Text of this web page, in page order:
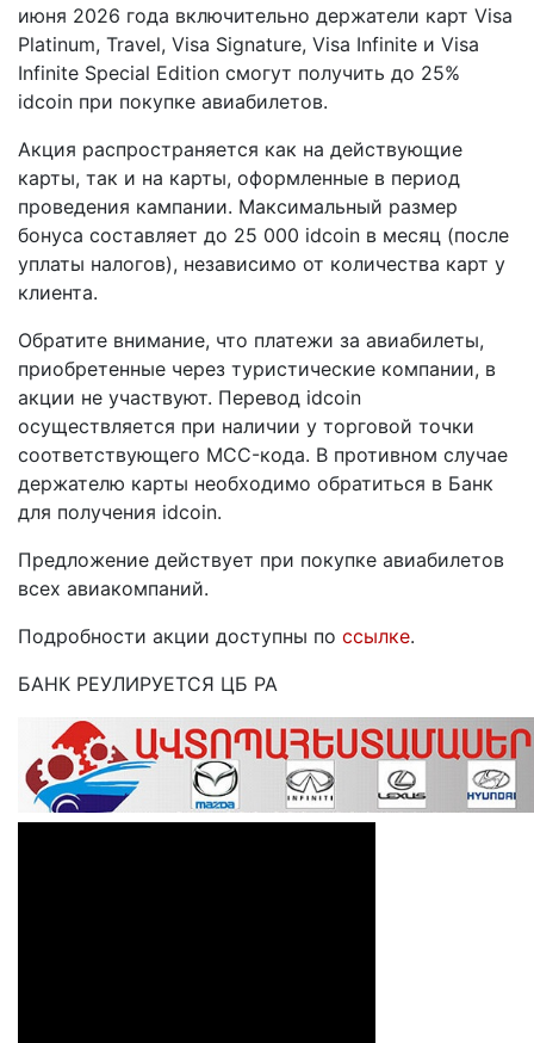
июня 2026 года включительно держатели карт Visa
Platinum, Travel, Visa Signature, Visa Infinite и Visa
Infinite Special Edition смогут получить до 25%
idcoin при покупке авиабилетов.
Акция распространяется как на действующие
карты, так и на карты, оформленные в период
проведения кампании. Максимальный размер
бонуса составляет до 25 000 idcoin в месяц (после
уплаты налогов), независимо от количества карт у
клиента.
Обратите внимание, что платежи за авиабилеты,
приобретенные через туристические компании, в
акции не участвуют. Перевод idcoin
осуществляется при наличии у торговой точки
соответствующего MCC-кода. В противном случае
держателю карты необходимо обратиться в Банк
для получения idcoin.
Предложение действует при покупке авиабилетов
всех авиакомпаний.
Подробности акции доступны по ссылке.
БАНК РЕУЛИРУЕТСЯ ЦБ РА